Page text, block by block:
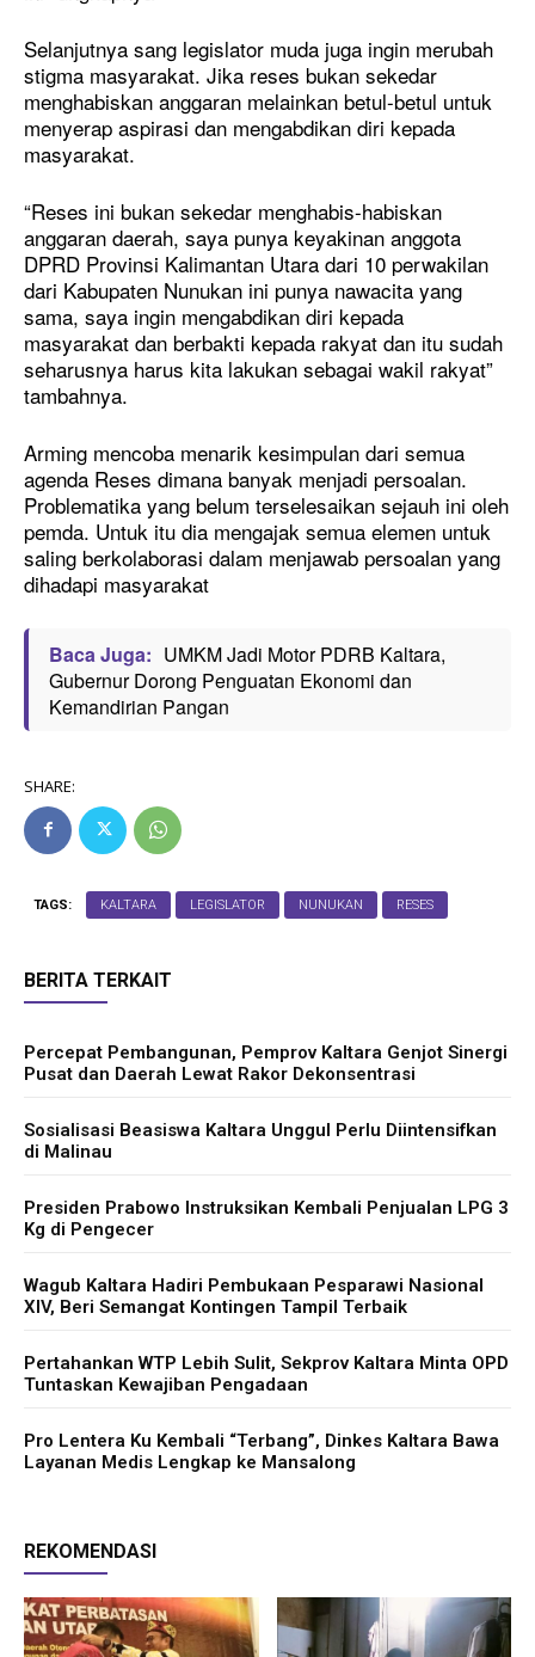
Selanjutnya sang legislator muda juga ingin merubah
stigma masyarakat. Jika reses bukan sekedar
menghabiskan anggaran melainkan betul-betul untuk
menyerap aspirasi dan mengabdikan diri kepada
masyarakat.
“Reses ini bukan sekedar menghabis-habiskan
anggaran daerah, saya punya keyakinan anggota
DPRD Provinsi Kalimantan Utara dari 10 perwakilan
dari Kabupaten Nunukan ini punya nawacita yang
sama, saya ingin mengabdikan diri kepada
masyarakat dan berbakti kepada rakyat dan itu sudah
seharusnya harus kita lakukan sebagai wakil rakyat”
tambahnya.
Arming mencoba menarik kesimpulan dari semua
agenda Reses dimana banyak menjadi persoalan.
Problematika yang belum terselesaikan sejauh ini oleh
pemda. Untuk itu dia mengajak semua elemen untuk
saling berkolaborasi dalam menjawab persoalan yang
dihadapi masyarakat
Baca Juga: UMKM Jadi Motor PDRB Kaltara,
Gubernur Dorong Penguatan Ekonomi dan
Kemandirian Pangan
SHARE:
TAGS: KALTARA LEGISLATOR NUNUKAN RESES
BERITA TERKAIT
Percepat Pembangunan, Pemprov Kaltara Genjot Sinergi
Pusat dan Daerah Lewat Rakor Dekonsentrasi
Sosialisasi Beasiswa Kaltara Unggul Perlu Diintensifkan
di Malinau
Presiden Prabowo Instruksikan Kembali Penjualan LPG 3
Kg di Pengecer
Wagub Kaltara Hadiri Pembukaan Pesparawi Nasional
XIV, Beri Semangat Kontingen Tampil Terbaik
Pertahankan WTP Lebih Sulit, Sekprov Kaltara Minta OPD
Tuntaskan Kewajiban Pengadaan
Pro Lentera Ku Kembali “Terbang”, Dinkes Kaltara Bawa
Layanan Medis Lengkap ke Mansalong
REKOMENDASI